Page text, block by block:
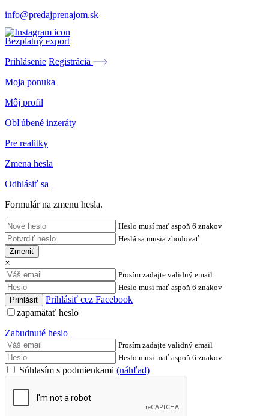
info@predajprenajom.sk
Bezplatný export
Prihlásenie Registrácia
Moja ponuka
Môj profil
Obľúbené inzeráty
Pre realitky
Zmena hesla
Odhlásiť sa
Formulár na zmenu hesla.
Heslo musí mať aspoň 6 znakov
Heslá sa musia zhodovať
Zmeniť
×
Prosím zadajte validný email
Heslo musí mať aspoň 6 znakov
Prihlásiť cez Facebook
zapamätať heslo
Zabudnuté heslo
Prosím zadajte validný email
Heslo musí mať aspoň 6 znakov
Súhlasím s podmienkami (náhľad)